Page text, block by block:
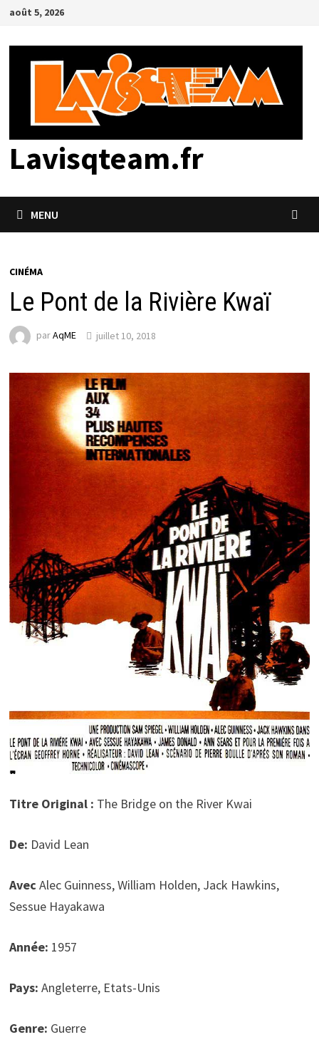
Passer
contenu
août 5, 2026
Lavisqteam.fr
MENU
CINÉMA
Le Pont de la Rivière Kwaï
parAqME juillet 10, 2018
Titre Original : The Bridge on the River Kwai
De: David Lean
Avec Alec Guinness, William Holden, Jack Hawkins,
Sessue Hayakawa
Année: 1957
Pays: Angleterre, Etats-Unis
Genre: Guerre